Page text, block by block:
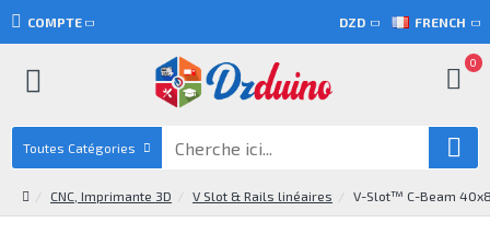
COMPTE DZD FRENCH
0
Toutes Catégories
CNC, Imprimante 3D V Slot & Rails linéaires V-Slot™ C-Beam